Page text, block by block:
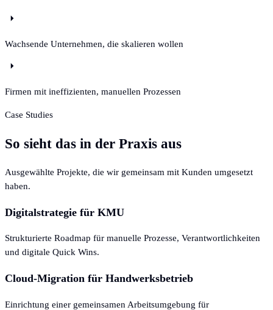
Wachsende Unternehmen, die skalieren wollen
Firmen mit ineffizienten, manuellen Prozessen
Case Studies
So sieht das in der Praxis aus
Ausgewählte Projekte, die wir gemeinsam mit Kunden umgesetzt
haben.
Digitalstrategie für KMU
Strukturierte Roadmap für manuelle Prozesse, Verantwortlichkeiten
und digitale Quick Wins.
Cloud-Migration für Handwerksbetrieb
Einrichtung einer gemeinsamen Arbeitsumgebung für